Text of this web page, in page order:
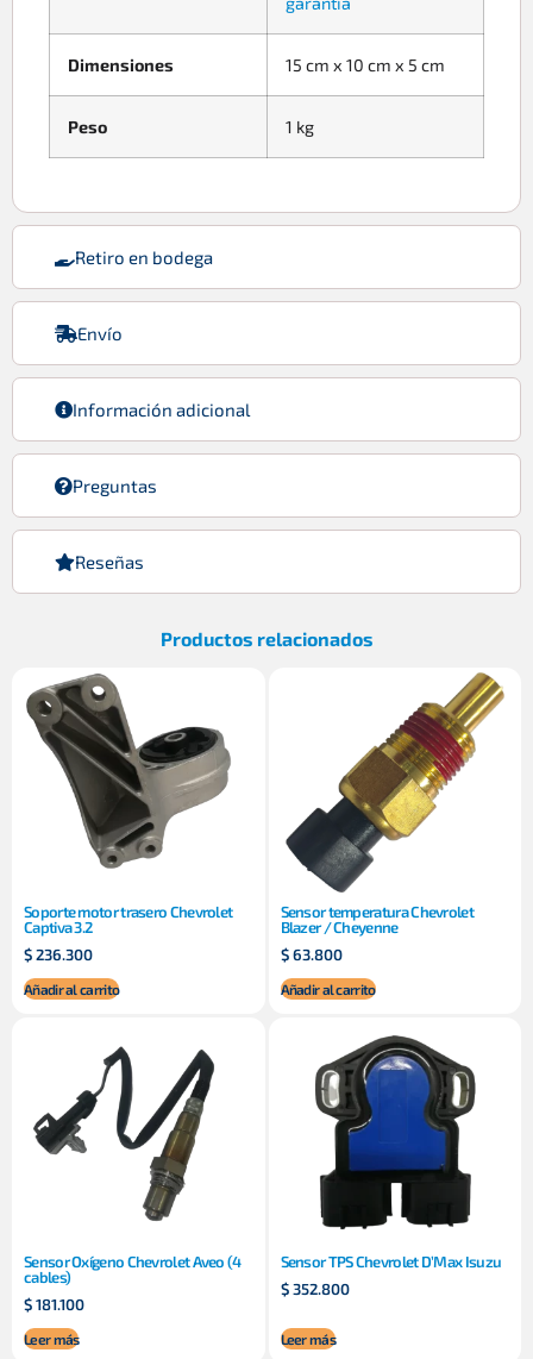
Retiro en bodega
Envío
Información adicional
Preguntas
Reseñas
Dimensiones 15 cm x 10 cm x 5 cm
Peso 1 kg
Productos relacionados
Soporte motor trasero Chevrolet
Captiva 3.2
$236.300
Añadir al carrito
Sensor temperatura Chevrolet
Blazer / Cheyenne
$63.800
Añadir al carrito
Sensor Oxígeno Chevrolet Aveo (4
cables)
$181.100
Leer más
Sensor TPS Chevrolet D’Max Isuzu
$352.800
Leer más